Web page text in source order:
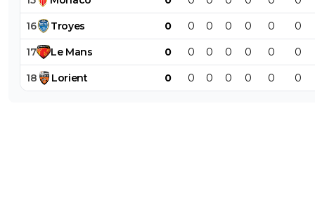
16 Troyes 0 0 0 0 0 0 0
17 Le Mans 0 0 0 0 0 0 0
18 Lorient 0 0 0 0 0 0 0